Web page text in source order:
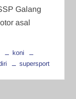
Galang
asal
koni
supersport